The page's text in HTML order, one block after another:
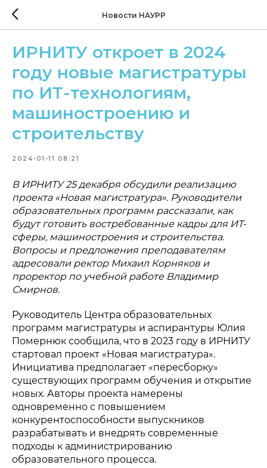
Новости НАУРР
ИРНИТУ откроет в 2024
году новые магистратуры
по ИТ-технологиям,
машиностроению и
строительству
2024-01-11 08:21
В ИРНИТУ 25 декабря обсудили реализацию
проекта «Новая магистратура». Руководители
образовательных программ рассказали, как
будут готовить востребованные кадры для ИТ-
сферы, машиностроения и строительства.
Вопросы и предложения преподавателям
адресовали ректор Михаил Корняков и
проректор по учебной работе Владимир
Смирнов.
Руководитель Центра образовательных
программ магистратуры и аспирантуры Юлия
Помернюк сообщила, что в 2023 году в ИРНИТУ
стартовал проект «Новая магистратура».
Инициатива предполагает «пересборку»
существующих программ обучения и открытие
новых. Авторы проекта намерены
одновременно с повышением
конкурентоспособности выпускников
разрабатывать и внедрять современные
подходы к администрированию
образовательного процесса.